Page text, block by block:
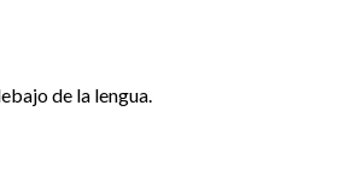
de la lengua.